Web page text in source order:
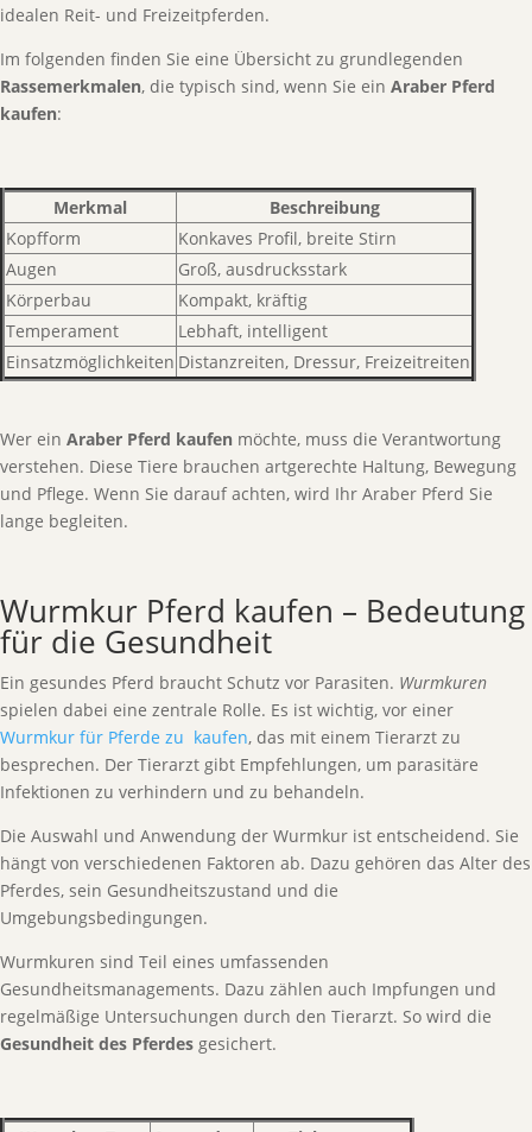
idealen Reit- und Freizeitpferden.
Im folgenden finden Sie eine Übersicht zu grundlegenden
Rassemerkmalen, die typisch sind, wenn Sie ein Araber Pferd
kaufen:
Merkmal
Beschreibung
Kopfform
Konkaves Profil, breite Stirn
Augen
Groß, ausdrucksstark
Körperbau
Kompakt, kräftig
Temperament
Lebhaft, intelligent
Einsatzmöglichkeiten Distanzreiten, Dressur, Freizeitreiten
Wer ein Araber Pferd kaufen möchte, muss die Verantwortung
verstehen. Diese Tiere brauchen artgerechte Haltung, Bewegung
und Pflege. Wenn Sie darauf achten, wird Ihr Araber Pferd Sie
lange begleiten.
Wurmkur Pferd kaufen – Bedeutung
für die Gesundheit
Ein gesundes Pferd braucht Schutz vor Parasiten. Wurmkuren
spielen dabei eine zentrale Rolle. Es ist wichtig, vor einer
Wurmkur für Pferde zu kaufen, das mit einem Tierarzt zu
besprechen. Der Tierarzt gibt Empfehlungen, um parasitäre
Infektionen zu verhindern und zu behandeln.
Die Auswahl und Anwendung der Wurmkur ist entscheidend. Sie
hängt von verschiedenen Faktoren ab. Dazu gehören das Alter des
Pferdes, sein Gesundheitszustand und die
Umgebungsbedingungen.
Wurmkuren sind Teil eines umfassenden
Gesundheitsmanagements. Dazu zählen auch Impfungen und
regelmäßige Untersuchungen durch den Tierarzt. So wird die
Gesundheit des Pferdes gesichert.